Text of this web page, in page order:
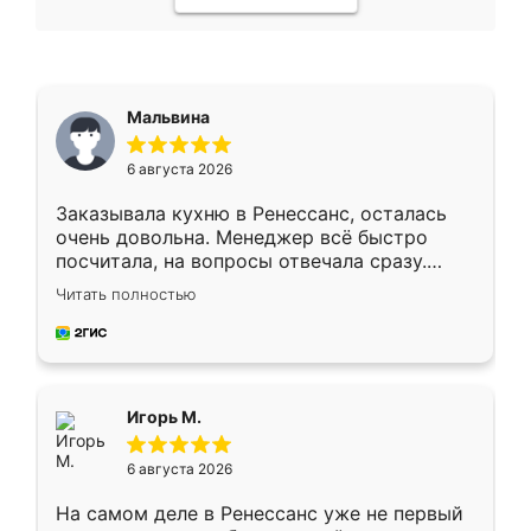
Мальвина
6 августа 2026
Заказывала кухню в Ренессанс, осталась
очень довольна. Менеджер всё быстро
посчитала, на вопросы отвечала сразу.
Замерщик приехал в субботу, подошёл к
делу со всей ответственностью. Собрали
за день, ребята работали аккуратно, даже
Читать полностью
Игорь М.
6 августа 2026
На самом деле в Ренессанс уже не первый